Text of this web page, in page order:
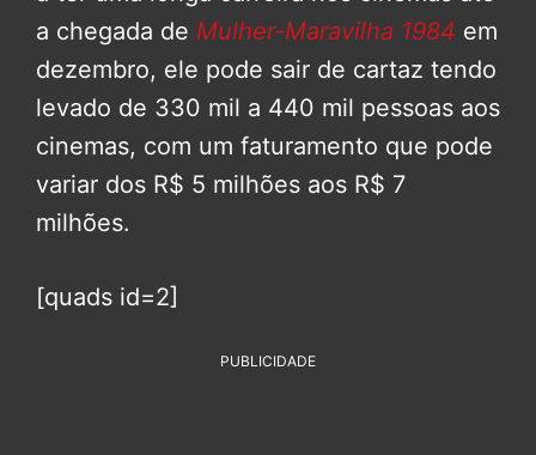
a chegada de Mulher-Maravilha 1984 em
dezembro, ele pode sair de cartaz tendo
levado de 330 mil a 440 mil pessoas aos
cinemas, com um faturamento que pode
variar dos R$ 5 milhões aos R$ 7
milhões.
[quads id=2]
PUBLICIDADE